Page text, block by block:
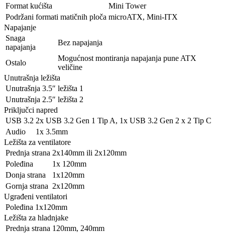
Format kućišta
Mini Tower
Podržani formati matičnih ploča microATX, Mini-ITX
Napajanje
Snaga
napajanja
Bez napajanja
Ostalo
Mogućnost montiranja napajanja pune ATX
veličine
Unutrašnja ležišta
Unutrašnja 3.5″ ležišta 1
Unutrašnja 2.5″ ležišta 2
Priključci napred
USB 3.2 2x USB 3.2 Gen 1 Tip A, 1x USB 3.2 Gen 2 x 2 Tip C
Audio
1x 3.5mm
Ležišta za ventilatore
Prednja strana 2x140mm ili 2x120mm
Poleđina
1x 120mm
Donja strana
1x120mm
Gornja strana 2x120mm
Ugrađeni ventilatori
Poleđina 1x120mm
Ležišta za hladnjake
Prednja strana 120mm, 240mm